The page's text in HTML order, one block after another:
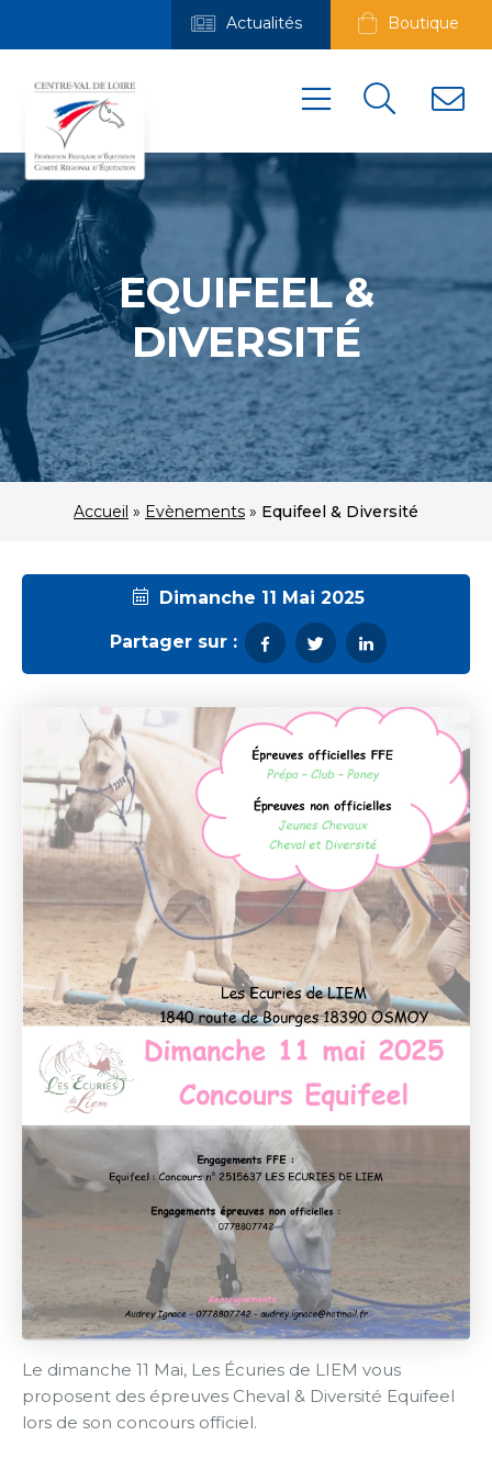
Actualités Boutique
EQUIFEEL &
DIVERSITÉ
Accueil » Evènements » Equifeel & Diversité
Dimanche 11 Mai 2025
Partager sur :
Le dimanche 11 Mai, Les Écuries de LIEM vous
proposent des épreuves Cheval & Diversité Equifeel
lors de son concours officiel.